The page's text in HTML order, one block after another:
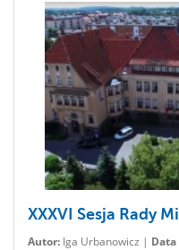
XXXVI Sesja Rady
Autor: Iga Urbanowicz |